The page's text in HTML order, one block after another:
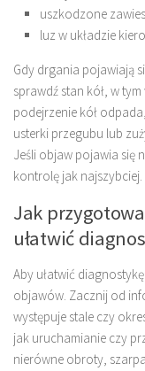
uszkodzone
luz w układzie
Gdy drgania pojawiają
sprawdź stan kół, w
podejrzenie kół
usterki przegubu lub
Jeśli objaw pojawia się
kontrolę jak najszybciej.
Jak
ułatwić
Aby ułatwić
objawów. Zacznij od
występuje stale czy
jak uruchamianie czy
nierówne obroty,